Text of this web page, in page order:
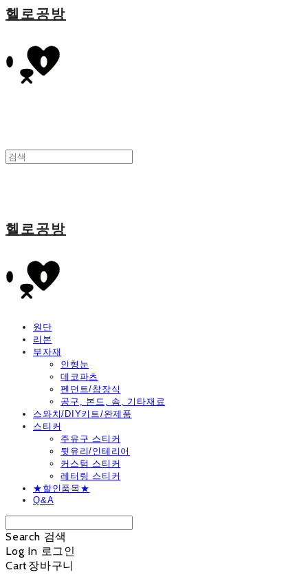
헬로공방
헬로공방
원단
리본
부자재
인형눈
데코파츠
펜던트/참장식
공구, 본드, 솜, 기타재료
스와치/DIY키트/완제품
스티커
주유구 스티커
뒷유리/인테리어
커스텀 스티커
레터링 스티커
★할인품목★
Q&A
Search 검색
Log In 로그인
Cart장바구니